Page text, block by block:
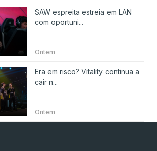
SAW espreita estreia em LAN
com oportuni...
Ontem
Era em risco? Vitality continua a
cair n...
Ontem